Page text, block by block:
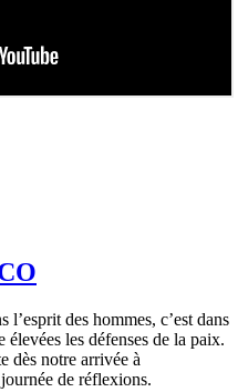
l’esprit des hommes, c’est dans
élevées les défenses de la paix.
dès notre arrivée à
de réflexions.